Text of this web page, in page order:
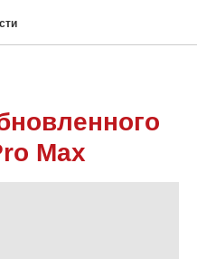
Max